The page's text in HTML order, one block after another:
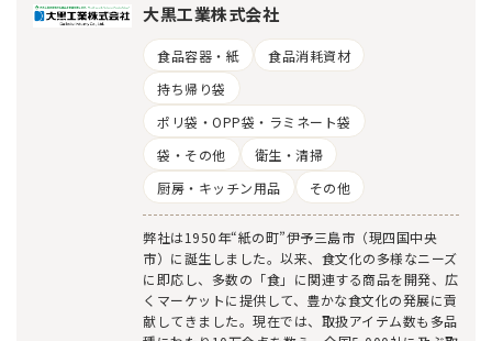
大黒工業株式会社
食品容器・紙
食品消耗資材
持ち帰り袋
ポリ袋・OPP袋・ラミネート袋
袋・その他
衛生・清掃
厨房・キッチン用品
その他
弊社は1950年“紙の町”伊予三島市（現四国中央
市）に誕生しました。以来、食文化の多様なニーズ
に即応し、多数の「食」に関連する商品を開発、広
くマーケットに提供して、豊かな食文化の発展に貢
献してきました。現在では、取扱アイテム数も多品